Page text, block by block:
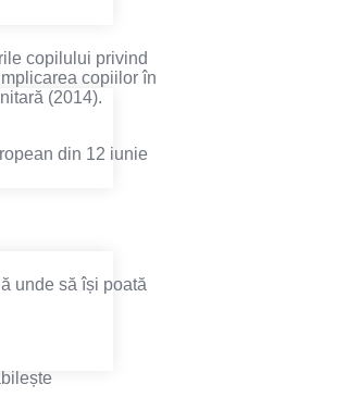
copilului privind
copiilor în
(2014).
din 12 iunie
unde să își poată